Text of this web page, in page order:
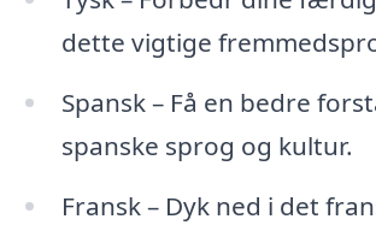
dette vigtige
Spansk – Få en bedre
spanske sprog og kultur.
Fransk – Dyk ned i det